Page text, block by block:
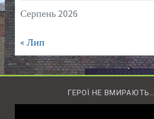
Серпень 2026
« Лип
ГЕРОЇ НЕ ВМИРАЮТЬ…